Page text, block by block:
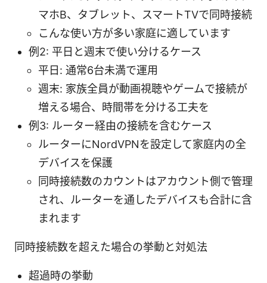
マホB、タブレット、スマートTVで同時接続
こんな使い方が多い家庭に適しています
例2: 平日と週末で使い分けるケース
平日: 通常6台未満で運用
週末: 家族全員が動画視聴やゲームで接続が
増える場合、時間帯を分ける工夫を
例3: ルーター経由の接続を含むケース
ルーターにNordVPNを設定して家庭内の全
デバイスを保護
同時接続数のカウントはアカウント側で管理
され、ルーターを通したデバイスも合計に含
まれます
同時接続数を超えた場合の挙動と対処法
超過時の挙動